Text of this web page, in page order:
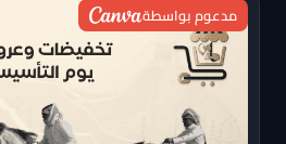
مدعوم بواسطة